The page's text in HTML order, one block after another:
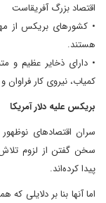
اقتصاد بزرگ آفریقاست
• کشورهای بریکس از
هستند.
• دارای ذخایر عظیم و
کمیاب، نیروی کار فراوان
بریکس علیه دلار آمریکا
سخن گفتن از لزوم تلاش
پیدا کرده‌اند.
اما آنها بنا بر دلایلی